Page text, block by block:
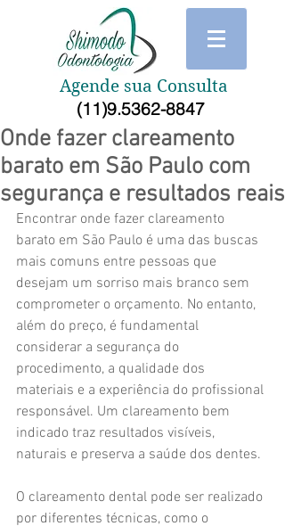
Agende sua Consulta
(11)9.5362-8847
Onde fazer clareamento
barato em São Paulo com
segurança e resultados reais
Encontrar onde fazer clareamento
barato em São Paulo é uma das buscas
mais comuns entre pessoas que
desejam um sorriso mais branco sem
comprometer o orçamento. No entanto,
além do preço, é fundamental
considerar a segurança do
procedimento, a qualidade dos
materiais e a experiência do profissional
responsável. Um clareamento bem
indicado traz resultados visíveis,
naturais e preserva a saúde dos dentes.
O clareamento dental pode ser realizado
por diferentes técnicas, como o